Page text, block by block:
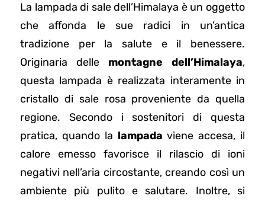
La lampada di sale dell’Himalaya è un oggetto
che affonda le sue radici in un’antica
tradizione per la salute e il benessere.
Originaria delle montagne dell’Himalaya,
questa lampada è realizzata interamente in
cristallo di sale rosa proveniente da quella
regione. Secondo i sostenitori di questa
pratica, quando la lampadaviene accesa, il
calore emesso favorisce il rilascio di ioni
negativi nell’aria circostante, creando così un
ambiente più pulito e salutare. Inoltre, si